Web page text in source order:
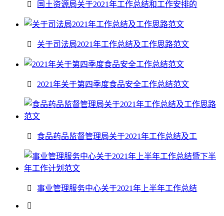
国土资源局关于2021年工作总结和工作安排的
关于司法局2021年工作总结及工作思路范文
2021年关于第四季度食品安全工作总结范文
食品药品监督管理局关于2021年工作总结及工
事业管理服务中心关于2021年上半年工作总结